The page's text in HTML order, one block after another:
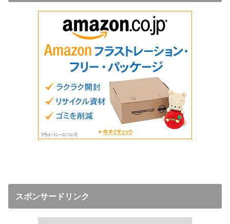
スボンサードリンク